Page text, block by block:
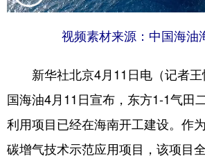
视频素材来源：中国海油
新华社北京4月11日电（记者王
国海油4月11日宣布，东方1-1气田
利用项目已经在海南开工建设。作
碳增气技术示范应用项目，该项目